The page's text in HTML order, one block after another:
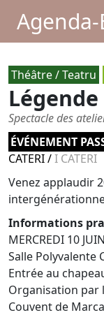
Théâtre / Teatru
Spectacle des
ÉVÉNEMENT
CATERI/I CATERI
Venez applaudir
Informations
MERCREDI 10
Salle Polyvalente
Entrée au
Organisation par
Couvent de